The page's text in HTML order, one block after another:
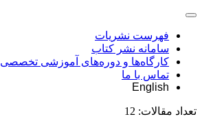
فهرست نشریات
سامانه نشر کتاب
کارگاه‌ها و دوره‌های آموزشی تخصصی
تماس با ما
English
تعداد مقالات: 12